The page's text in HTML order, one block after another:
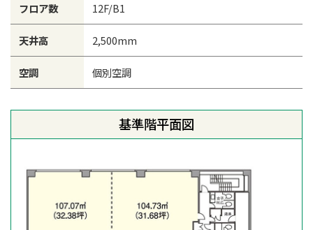
フロア数 12F/B1
天井高 2,500mm
空調 個別空調
基準階平面図